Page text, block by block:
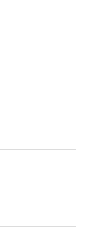
(Grand